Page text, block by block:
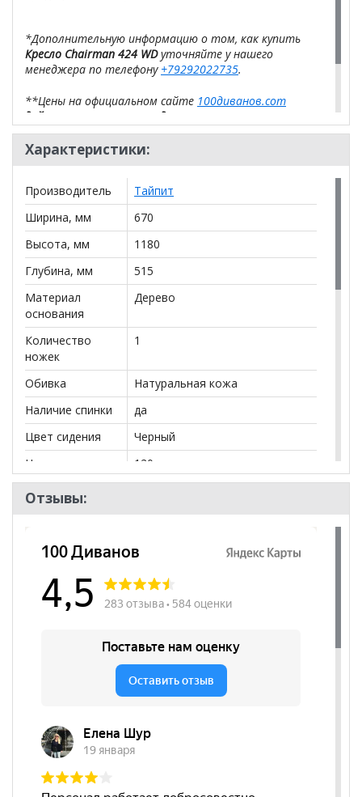
*Дополнительную информацию о том, как купить
Кресло Chairman 424 WDуточняйте у нашего
менеджера по телефону +79292022735.
**Цены на официальном сайте 100диванов.com
действительны только для интернет-магазина
могут отличаться от цен в розничных магазинах-
салонах сети!
Характеристики:
Производитель
Тайпит
Ширина, мм
670
Высота, мм
1180
Глубина, мм
515
Материал
основания
Дерево
Количество
ножек
1
Обивка
Натуральная кожа
Наличие спинки
да
Цвет сидения
Черный
Нагрузка
120
Назначение
Высота
места, мм
450
Наличие
подлокотников
да
нет
Материал
сиденья
Натуральная кожа
Бренд
Отзывы: